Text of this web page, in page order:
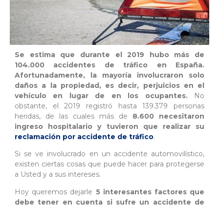
Se estima que durante el 2019 hubo más de
104.000 accidentes de tráfico en España.
Afortunadamente, la mayoría involucraron solo
daños a la propiedad, es decir, perjuicios en el
vehículo en lugar de en los ocupantes.
No
obstante, el 2019 registró hasta 139.379 personas
heridas, de las cuales más de 8.600 necesitaron
ingreso hospitalario y tuvieron que realizar su
reclamación por accidente de tráfico.
Si se ve involucrado en un accidente automovilístico,
existen ciertas cosas que puede hacer para protegerse
a Usted y a sus intereses.
Hoy queremos dejarle 5 interesantes factores que
debe tener en cuenta si sufre un accidente de